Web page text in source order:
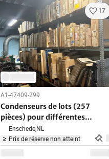
17
A1-47409-299
Condenseurs de lots (257
pièces) pour différentes
voitures voyageurs
Enschede,NL
Prix de réserve non atteint